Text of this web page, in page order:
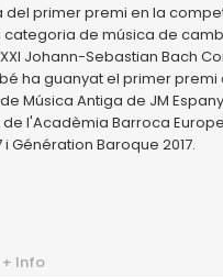
primer premi en la
de música de
Johann-Sebastian Bach
ha guanyat el primer
Música Antiga de JM
l'Acadèmia Barroca
Génération Baroque 2017.
+ Info